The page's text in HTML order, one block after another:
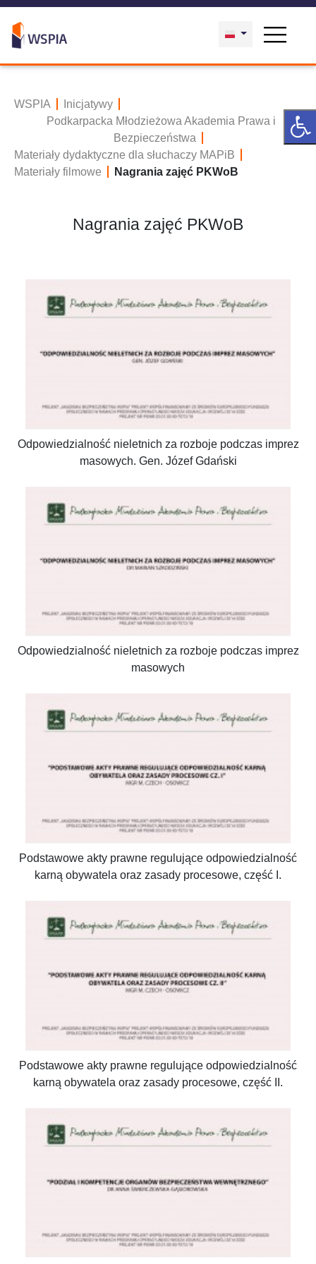
WSPIA
Inicjatywy
Podkarpacka Młodzieżowa Akademia Prawa i
Bezpieczeństwa
Materiały dydaktyczne dla słuchaczy MAPiB
Materiały filmowe
Nagrania zajęć PKWoB
Nagrania zajęć PKWoB
Odpowiedzialność nieletnich za rozboje podczas imprez
masowych. Gen. Józef Gdański
Odpowiedzialność nieletnich za rozboje podczas imprez
masowych
Podstawowe akty prawne regulujące odpowiedzialność
karną obywatela oraz zasady procesowe, część I.
Podstawowe akty prawne regulujące odpowiedzialność
karną obywatela oraz zasady procesowe, część II.